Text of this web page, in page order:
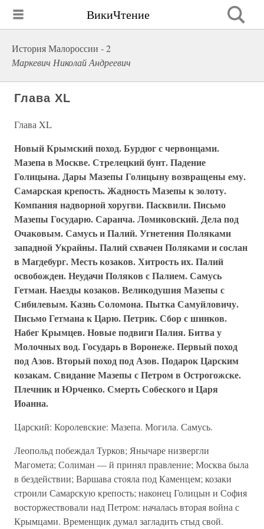
ВикиЧтение
История Малороссии - 2
Маркевич Николай Андреевич
Глава XL
Глава XL
Новый Крымский поход. Бурдюг с червонцами.
Мазепа в Москве. Стрелецкий бунт. Падение
Голицына. Дары Мазепы Голицыну возвращены ему.
Самарская крепость. Жадность Мазепы к золоту.
Компания надворной хоругви. Пасквили. Письмо
Мазепы Государю. Саранча. Ломиковский. Дела под
Очаковым. Самусь и Палий. Угнетения Поляками
западной Украйны. Палий схвачен Поляками и сослан
в Магдебург. Месть козаков. Хитрость их. Палий
освобожден. Неудачи Поляков с Палием. Самусь
Гетман. Наезды козаков. Великодушия Мазепы с
Сибилевым. Казнь Соломона. Пытка Самуйловичу.
Письмо Гетмана к Царю. Петрик. Сбор с шинков.
Набег Крымцев. Новые подвиги Палия. Битва у
Молочных вод. Государь в Воронеже. Первый поход
под Азов. Вторый поход под Азов. Подарок Царским
козакам. Свидание Мазепы с Петром в Острогожске.
Плечник и Юрченко. Смерть Собеского и Царя
Иоанна.
Царский: Королевские: Мазепа. Могила. Самусь.
Леопольд побеждал Турков; Янычаре низвергли
Магомета; Солиман — й принял правление; Москва была
в бездействии; Варшава стояла под Каменцем; козаки
строили Самарскую крепость; наконец Голицын и София
восторжествовали над Петром: началась вторая война с
Крымцами. Временщик думал загладить стыд свой.